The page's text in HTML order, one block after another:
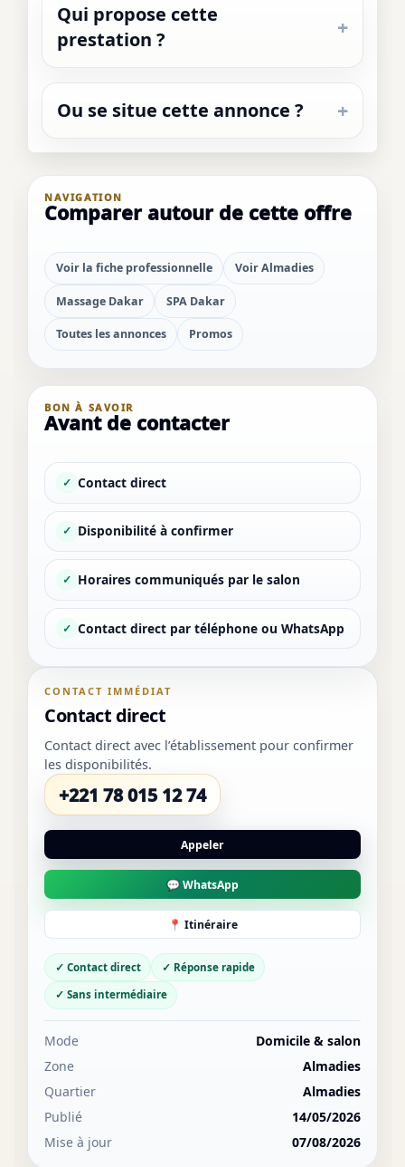
BON À SAVOIR
Avant de contacter
✓ Contact direct
✓ Disponibilité à confirmer
✓ Horaires communiqués par le salon
✓ Contact direct par téléphone ou WhatsApp
Qui propose cette
prestation ?
Ou se situe cette annonce ?
NAVIGATION
Comparer autour de cette offre
Voir la fiche professionnelle Voir Almadies
Massage Dakar SPA Dakar
Toutes les annonces Promos
CONTACT IMMÉDIAT
Contact direct
Contact direct avec l’établissement pour confirmer
les disponibilités.
+221 78 015 12 74
Appeler
💬 WhatsApp
📍 Itinéraire
✓ Contact direct ✓ Réponse rapide
✓ Sans intermédiaire
Mode
Domicile & salon
Zone
Almadies
Quartier
Almadies
Publié
14/05/2026
Mise à jour
07/08/2026